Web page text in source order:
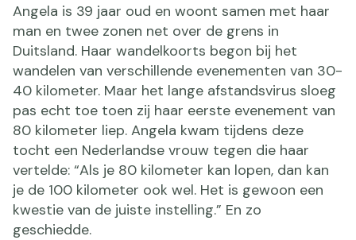
Angela is 39 jaar oud en woont samen met haar
man en twee zonen net over de grens in
Duitsland. Haar wandelkoorts begon bij het
wandelen van verschillende evenementen van 30-
40 kilometer. Maar het lange afstandsvirus sloeg
pas echt toe toen zij haar eerste evenement van
80 kilometer liep. Angela kwam tijdens deze
tocht een Nederlandse vrouw tegen die haar
vertelde: “Als je 80 kilometer kan lopen, dan kan
je de 100 kilometer ook wel. Het is gewoon een
kwestie van de juiste instelling.” En zo
geschiedde.